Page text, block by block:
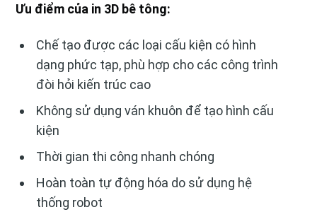
Ưu điểm của in 3D bê tông:
Chế tạo được các loại cấu kiện có hình
dạng phức tạp, phù hợp cho các công trình
đòi hỏi kiến trúc cao
Không sử dụng ván khuôn để tạo hình cấu
kiện
Thời gian thi công nhanh chóng
Hoàn toàn tự động hóa do sử dụng hệ
thống robot